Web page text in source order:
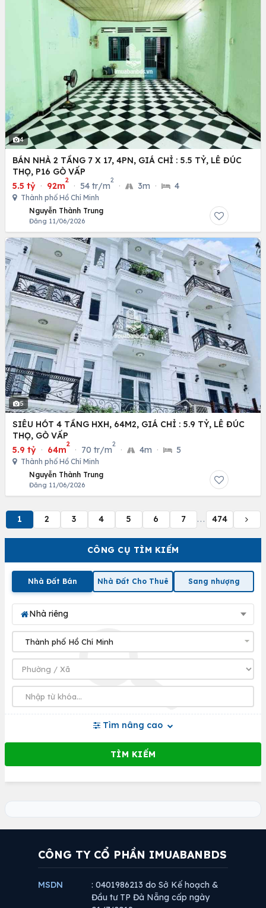
CÔNG CỤ TÌM KIẾM
Nhà Đất Bán Nhà Đất Cho Thuê Sang nhượng
Nhà riêng
Tìm nâng cao
4
BÁN NHÀ 2 TẦNG 7 X 17, 4PN, GIÁ CHỈ : 5.5 TỶ, LÊ ĐÚC
THỌ, P16 GÒ VẤP
5.5 tỷ · 92m
2
· 54 tr/m
2
· 3m · 4
Thành phố Hồ Chí Minh
Nguyễn Thành Trung
Đăng 11/06/2026
5
SIÊU HÓT 4 TẦNG HXH, 64M2, GIÁ CHỈ : 5.9 TỶ, LÊ ĐÚC
THỌ, GÒ VẤP
5.9 tỷ · 64m
2
· 70 tr/m
2
· 4m · 5
Thành phố Hồ Chí Minh
Nguyễn Thành Trung
Đăng 11/06/2026
1 2 3 4 5 6 7 ... 474
CÔNG TY CỔ PHẦN IMUABANBDS
MSDN
: 0401986213 do Sở Kế hoạch &
Đầu tư TP Đà Nẵng cấp ngày